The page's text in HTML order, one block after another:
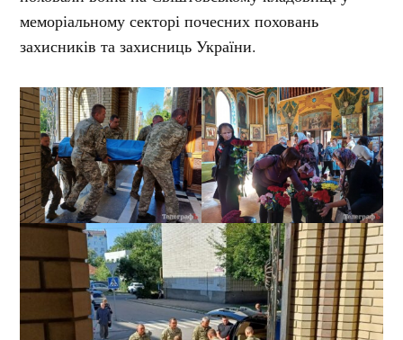
меморіальному секторі почесних поховань
захисників та захисниць України.